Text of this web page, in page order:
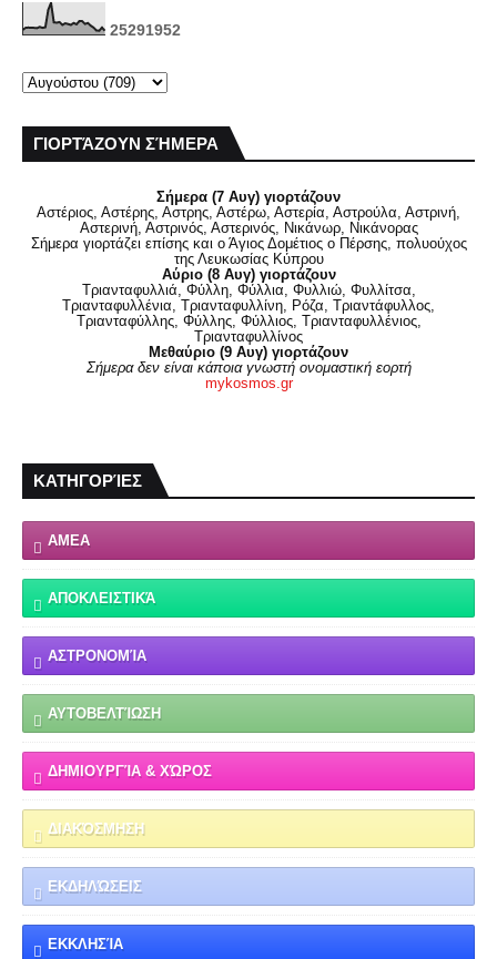
25291952
ΓΙΟΡΤΆΖΟΥΝ ΣΉΜΕΡΑ
Σήμερα (7 Αυγ) γιορτάζουν
Αστέριος, Αστέρης, Αστρης, Αστέρω, Αστερία, Αστρούλα, Αστρινή,
Αστερινή, Αστρινός, Αστερινός, Νικάνωρ, Νικάνορας
Σήμερα γιορτάζει επίσης και ο Άγιος Δομέτιος ο Πέρσης, πολυούχος
της Λευκωσίας Κύπρου
Αύριο (8 Αυγ) γιορτάζουν
Τριανταφυλλιά, Φύλλη, Φύλλια, Φυλλιώ, Φυλλίτσα,
Τριανταφυλλένια, Τριανταφυλλίνη, Ρόζα, Τριαντάφυλλος,
Τριανταφύλλης, Φύλλης, Φύλλιος, Τριανταφυλλένιος,
Τριανταφυλλίνος
Μεθαύριο (9 Αυγ) γιορτάζουν
Σήμερα δεν είναι κάποια γνωστή ονομαστική εορτή
mykosmos.gr
ΚΑΤΗΓΟΡΊΕΣ
ΑΜΕΑ
ΑΠΟΚΛΕΙΣΤΙΚΆ
ΑΣΤΡΟΝΟΜΊΑ
ΑΥΤΟΒΕΛΤΊΩΣΗ
ΔΗΜΙΟΥΡΓΊΑ & ΧΏΡΟΣ
ΔΙΑΚΌΣΜΗΣΗ
ΕΚΔΗΛΏΣΕΙΣ
ΕΚΚΛΗΣΊΑ